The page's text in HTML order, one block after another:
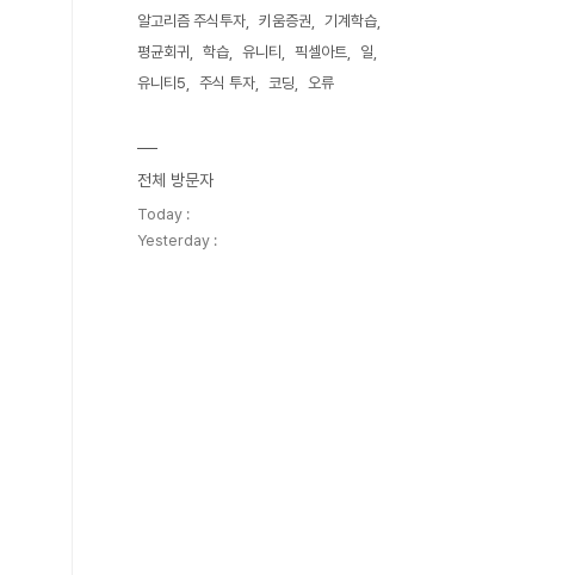
알고리즘 주식투자
키움증권
기계학습
평균회귀
학습 유니티 픽셀아트
일
유니티5
주식 투자 코딩 오류
전체 방문자
Today :
Yesterday :